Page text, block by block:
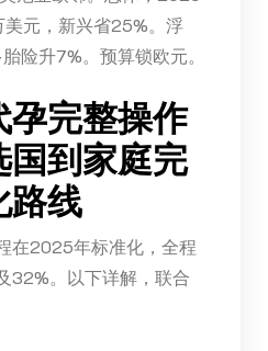
元，新兴省25%。浮
险升7%。预算锁欧元。
孕完整操作
国到家庭完
路线
在2025年标准化，全程
32%。以下详解，联合